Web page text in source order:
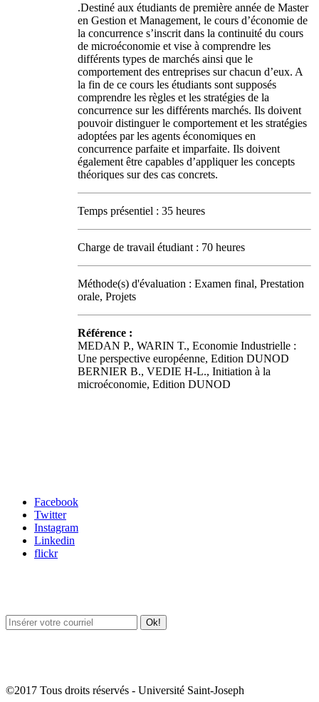
.Destiné aux étudiants de première année de Master
en Gestion et Management, le cours d’économie de
la concurrence s’inscrit dans la continuité du cours
de microéconomie et vise à comprendre les
différents types de marchés ainsi que le
comportement des entreprises sur chacun d’eux. A
la fin de ce cours les étudiants sont supposés
comprendre les règles et les stratégies de la
concurrence sur les différents marchés. Ils doivent
pouvoir distinguer le comportement et les stratégies
adoptées par les agents économiques en
concurrence parfaite et imparfaite. Ils doivent
également être capables d’appliquer les concepts
théoriques sur des cas concrets.
Temps présentiel : 35 heures
Charge de travail étudiant : 70 heures
Méthode(s) d'évaluation : Examen final, Prestation
orale, Projets
Référence :
MEDAN P., WARIN T., Economie Industrielle :
Une perspective européenne, Edition DUNOD
BERNIER B., VEDIE H-L., Initiation à la
microéconomie, Edition DUNOD
Facebook
Twitter
Instagram
Linkedin
flickr
©2017 Tous droits réservés - Université Saint-Joseph